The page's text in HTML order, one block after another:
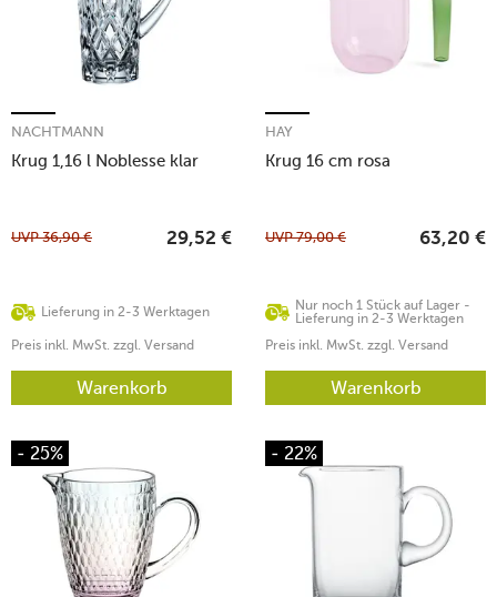
Krug 1,16 l Noblesse klar
NACHTMANN
Lieferung in 2-3 Werktagen
UVP36,90 € 29,52 €
Preis inkl. MwSt. zzgl. Versand
Warenkorb
Krug 16 cm rosa
HAY
Nur noch 1 Stück auf Lager -
Lieferung in 2-3 Werktagen
UVP79,00 € 63,20 €
Preis inkl. MwSt. zzgl. Versand
Warenkorb
- 25% - 22%